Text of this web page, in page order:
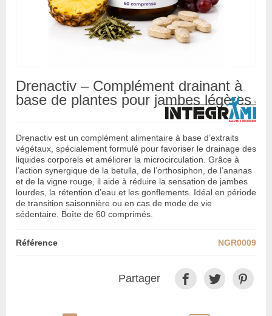
Drenactiv – Complément drainant à
base de plantes pour jambes légères
Drenactiv est un complément alimentaire à base d’extraits
végétaux, spécialement formulé pour favoriser le drainage des
liquides corporels et améliorer la microcirculation. Grâce à
l’action synergique de la betulla, de l’orthosiphon, de l’ananas
et de la vigne rouge, il aide à réduire la sensation de jambes
lourdes, la rétention d’eau et les gonflements. Idéal en période
de transition saisonnière ou en cas de mode de vie
sédentaire. Boîte de 60 comprimés.
Référence NGR0009
Partager